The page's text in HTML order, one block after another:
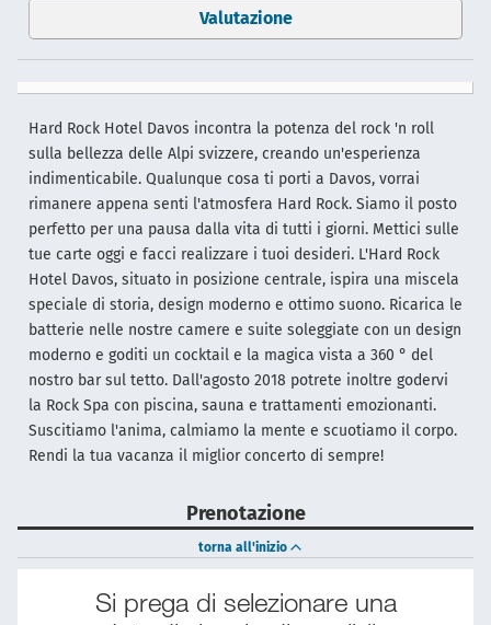
Valutazione
Hard Rock Hotel Davos incontra la potenza del rock 'n roll
sulla bellezza delle Alpi svizzere, creando un'esperienza
indimenticabile. Qualunque cosa ti porti a Davos, vorrai
rimanere appena senti l'atmosfera Hard Rock. Siamo il posto
perfetto per una pausa dalla vita di tutti i giorni. Mettici sulle
tue carte oggi e facci realizzare i tuoi desideri. L'Hard Rock
Hotel Davos, situato in posizione centrale, ispira una miscela
speciale di storia, design moderno e ottimo suono. Ricarica le
batterie nelle nostre camere e suite soleggiate con un design
moderno e goditi un cocktail e la magica vista a 360 ° del
nostro bar sul tetto. Dall'agosto 2018 potrete inoltre godervi
la Rock Spa con piscina, sauna e trattamenti emozionanti.
Suscitiamo l'anima, calmiamo la mente e scuotiamo il corpo.
Rendi la tua vacanza il miglior concerto di sempre!
Prenotazione
torna all'inizio
Si prega di selezionare una